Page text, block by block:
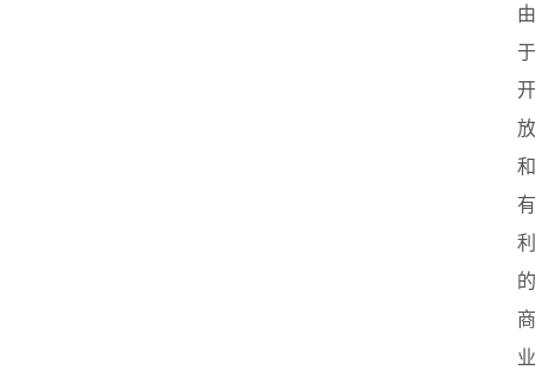
由
于
开
放
和
有
利
的
商
业